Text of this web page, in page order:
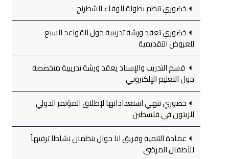
خضوري تنظم بطولة الوفاء للشطرنج
خضوري تعقد ورشة تدريبية حول القواعد السبع
للعروض التقديمية
قسم التدريب والإسناد يعقد ورشة تدريبية متخصصة
حول التعليم الإلكتروني
خضوري تنهي استعداداتها لإطلاق المؤتمر الدولي
للزيتون في فلسطين
عمادة التنمية وفريق انا جوال ينظمان نشاطا ترفيهاً
للأطفال المرضى